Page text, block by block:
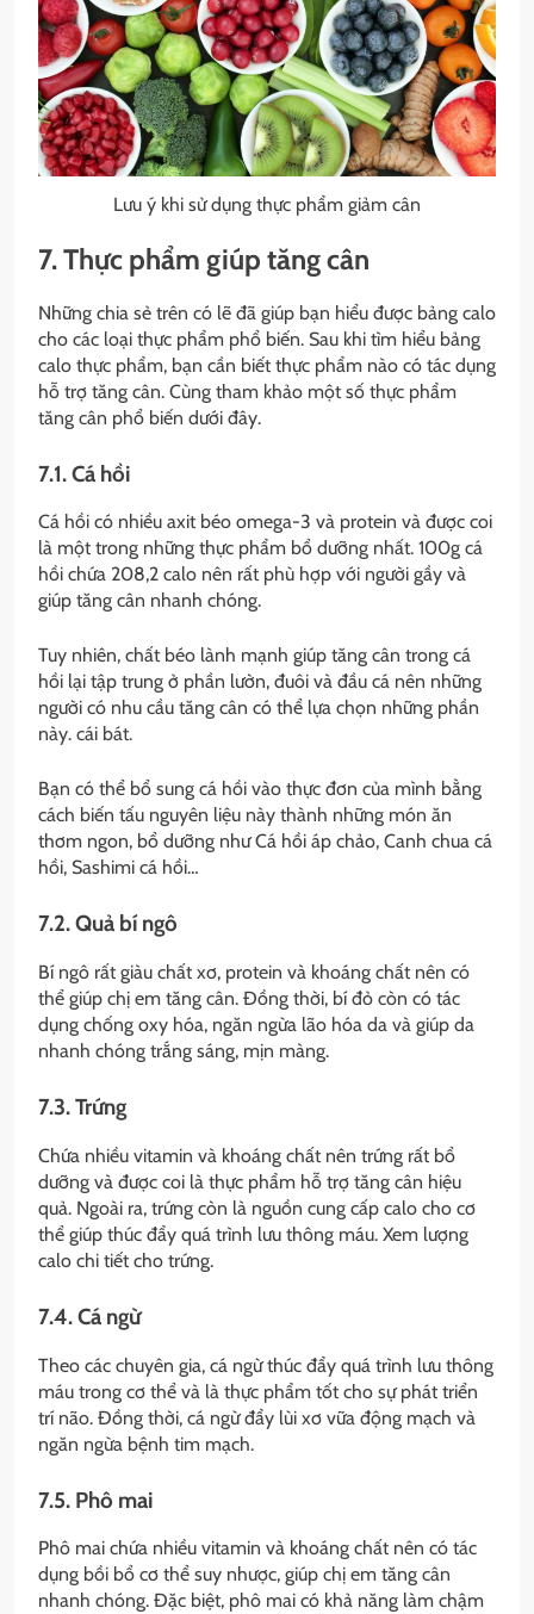
Lưu ý khi sử dụng thực phẩm giảm cân
7. Thực phẩm giúp tăng cân
Những chia sẻ trên có lẽ đã giúp bạn hiểu được bảng calo
cho các loại thực phẩm phổ biến. Sau khi tìm hiểu bảng
calo thực phẩm, bạn cần biết thực phẩm nào có tác dụng
hỗ trợ tăng cân. Cùng tham khảo một số thực phẩm
tăng cân phổ biến dưới đây.
7.1. Cá hồi
Cá hồi có nhiều axit béo omega-3 và protein và được coi
là một trong những thực phẩm bổ dưỡng nhất. 100g cá
hồi chứa 208,2 calo nên rất phù hợp với người gầy và
giúp tăng cân nhanh chóng.
Tuy nhiên, chất béo lành mạnh giúp tăng cân trong cá
hồi lại tập trung ở phần lườn, đuôi và đầu cá nên những
người có nhu cầu tăng cân có thể lựa chọn những phần
này. cái bát.
Bạn có thể bổ sung cá hồi vào thực đơn của mình bằng
cách biến tấu nguyên liệu này thành những món ăn
thơm ngon, bổ dưỡng như Cá hồi áp chảo, Canh chua cá
hồi, Sashimi cá hồi…
7.2. Quả bí ngô
Bí ngô rất giàu chất xơ, protein và khoáng chất nên có
thể giúp chị em tăng cân. Đồng thời, bí đỏ còn có tác
dụng chống oxy hóa, ngăn ngừa lão hóa da và giúp da
nhanh chóng trắng sáng, mịn màng.
7.3. Trứng
Chứa nhiều vitamin và khoáng chất nên trứng rất bổ
dưỡng và được coi là thực phẩm hỗ trợ tăng cân hiệu
quả. Ngoài ra, trứng còn là nguồn cung cấp calo cho cơ
thể giúp thúc đẩy quá trình lưu thông máu. Xem lượng
calo chi tiết cho trứng.
7.4. Cá ngừ
Theo các chuyên gia, cá ngừ thúc đẩy quá trình lưu thông
máu trong cơ thể và là thực phẩm tốt cho sự phát triển
trí não. Đồng thời, cá ngừ đẩy lùi xơ vữa động mạch và
ngăn ngừa bệnh tim mạch.
7.5. Phô mai
Phô mai chứa nhiều vitamin và khoáng chất nên có tác
dụng bồi bổ cơ thể suy nhược, giúp chị em tăng cân
nhanh chóng. Đặc biệt, phô mai có khả năng làm chậm